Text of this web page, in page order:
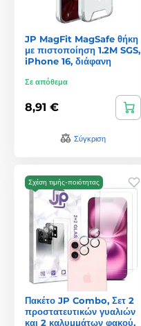
JP MagFit MagSafe θήκη
με πιστοποίηση 1.2M SGS,
iPhone 16, διάφανη
Σε απόθεμα
8,91 €
Σύγκριση
Σχέση τιμής-ποιότητας
Πακέτο JP Combo, Σετ 2
προστατευτικών γυαλιών
και 2 καλυμμάτων φακού,